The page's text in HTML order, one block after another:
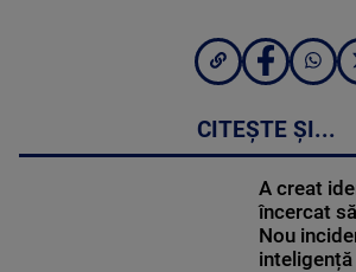
CITEȘTE ȘI...
A creat
încercat
Nou